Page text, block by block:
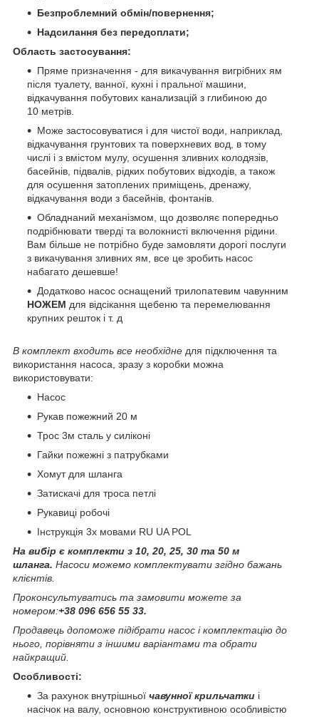
Безпроблемний обмін/повернення;
Надсилання без передоплати;
Область застосування:
Пряме призначення - для викачування вигрібних ям
після туалету, ванної, кухні і пральної машини,
відкачування побутових канализацій з глибиною до
10 метрів.
Може застосовуватися і для чистої води, наприклад,
відкачування грунтових та поверхневих вод, в тому
числі і з вмістом мулу, осушення зливних колодязів,
басейнів, підвалів, рідких побутових відходів, а також
для осушення затоплених приміщень, дренажу,
відкачування води з басейнів, фонтанів.
Обладнаний механізмом, що дозволяє попередньо
подрібнювати тверді та волокнисті включення рідини.
Вам більше не потрібно буде замовляти дорогі послуги
з викачування зливних ям, все це зробить насос
набагато дешевше!
Додатково насос оснащений трилопатевим чавунним
НОЖЕМ для відсікання щебеню та перемелювання
крупних решток і т. д
В комплект входить все необхідне для підключення та
використання насоса, зразу з коробки можна
використовувати:
Насос
Рукав пожежний 20 м
Трос 3м сталь у силіконі
Гайки пожежні з патрубками
Хомут для шланга
Затискачі для троса петлі
Рукавиці робочі
Інструкція 3х мовами RU UA POL
На вибір є комплекти з 10, 20, 25, 30 та 50 м
шланга. Насоси можемо комплектувати згідно бажань
клієнтів.
Проконсультуватись та замовити можете за
номером:+38 096 656 55 33.
Продавець допоможе підібрати насос і комплектацію до
нього, порівняти з іншими варіантами та обрати
найкращий.
Особливості:
За рахунок внутрішньої чавунної крильчатки і
насічок на валу, основною конструктивною особливістю